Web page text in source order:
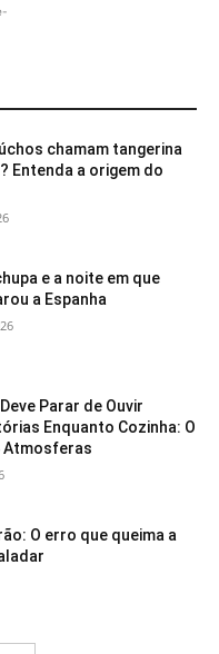
chamam tangerina
Entenda a origem do
e a noite em que
a Espanha
Parar de Ouvir
Enquanto Cozinha: O
Atmosferas
O erro que queima a